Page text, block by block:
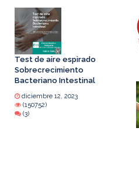
Test de aire espirado
Sobrecrecimiento
Bacteriano Intestinal
diciembre 12, 2023
(150752)
(3)